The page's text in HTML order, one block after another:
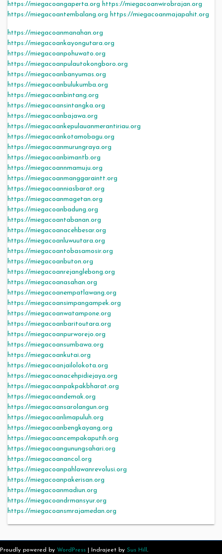
https://miegacoangaperta.org https://miegacoanwirobrajan.org
https://miegacoantembalang.org https://miegacoanmajapahit.org
https://miegacoanmanahan.org
https://miegacoankayongutara.org
https://miegacoanpohuwato.org
https://miegacoanpulautokongboro.org
https://miegacoanbanyumas.org
https://miegacoanbulukumba.org
https://miegacoanbintang.org
https://miegacoansintangka.org
https://miegacoanbajawa.org
https://miegacoankepulauanmerantiriau.org
https://miegacoankotamobagu.org
https://miegacoanmurungraya.org
https://miegacoanbimantb.org
https://miegacoannmamuju.org
https://miegacoanmanggaraintt.org
https://miegacoanniasbarat.org
https://miegacoanmagetan.org
https://miegacoanbadung.org
https://miegacoantabanan.org
https://miegacoanacehbesar.org
https://miegacoanluwuutara.org
https://miegacoantobasamosir.org
https://miegacoanbuton.org
https://miegacoanrejanglebong.org
https://miegacoanasahan.org
https://miegacoanempatlawang.org
https://miegacoansimpangampek.org
https://miegacoanwatampone.org
https://miegacoanbaritoutara.org
https://miegacoanpurworejo.org
https://miegacoansumbawa.org
https://miegacoankutai.org
https://miegacoanjailolokota.org
https://miegacoanacehpidiejaya.org
https://miegacoanpakpakbharat.org
https://miegacoandemak.org
https://miegacoansarolangun.org
https://miegacoanlimapuluh.org
https://miegacoanbengkayang.org
https://miegacoancempakaputih.org
https://miegacoangunungsahari.org
https://miegacoanancol.org
https://miegacoanpahlawanrevolusi.org
https://miegacoanpakerisan.org
https://miegacoanmadiun.org
https://miegacoandrmansyur.org
https://miegacoansmrajamedan.org
Proudly powered by WordPress Indrajeet by Sus Hill .